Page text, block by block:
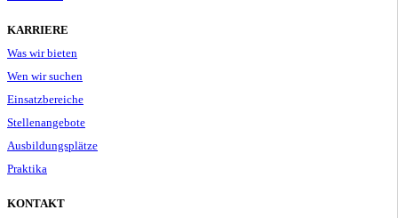
KARRIERE
Was wir bieten
Wen wir suchen
Einsatzbereiche
Stellenangebote
Ausbildungsplätze
Praktika
KONTAKT